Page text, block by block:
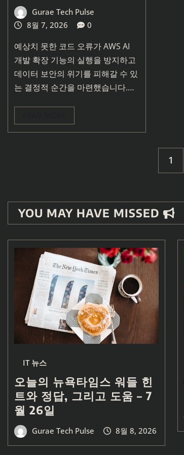
Gurae Tech Pulse
8월 7, 2026
0
예상치 못한 코드 오류가 AWS AI
개발 확장 기능의 실행을 방지하고
데이터 보안의 위기를 피해갈 수 있
는 결정적 순간을 마련했습니다.…
이
지
김
1
YOU MAY HAVE MISSED
IT 뉴스
오늘의 뉴욕타임스 워들 힌
트와 정답, 그리고 도움 – 7
월 26일
Gurae Tech Pulse 8월 8, 2026